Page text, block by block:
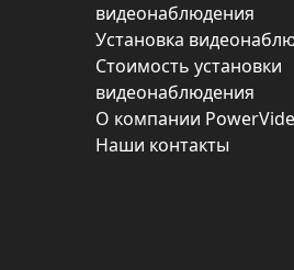
видеонаблюдения
Установка
Стоимость установки
видеонаблюдения
О компании
Наши контакты